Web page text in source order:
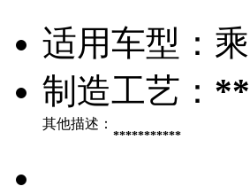
适用车型：
制造工艺：
其他描述：
***********